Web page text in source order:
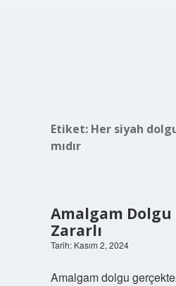
Etiket: Her siyah
mıdır
Amalgam Dolgu
Zararlı
Tarih: Kasım 2, 2024
Amalgam dolgu